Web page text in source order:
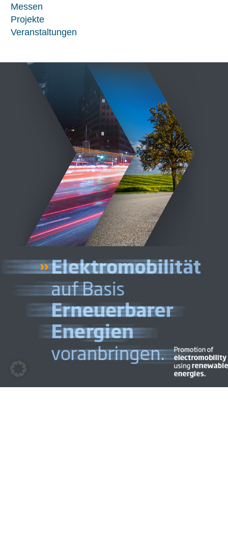
Messen
Projekte
Veranstaltungen